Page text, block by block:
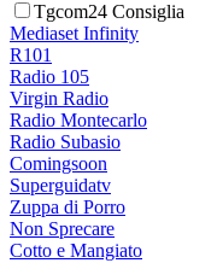
Tgcom24 Consiglia
Mediaset Infinity
R101
Radio 105
Virgin Radio
Radio Montecarlo
Radio Subasio
Comingsoon
Superguidatv
Zuppa di Porro
Non Sprecare
Cotto e Mangiato